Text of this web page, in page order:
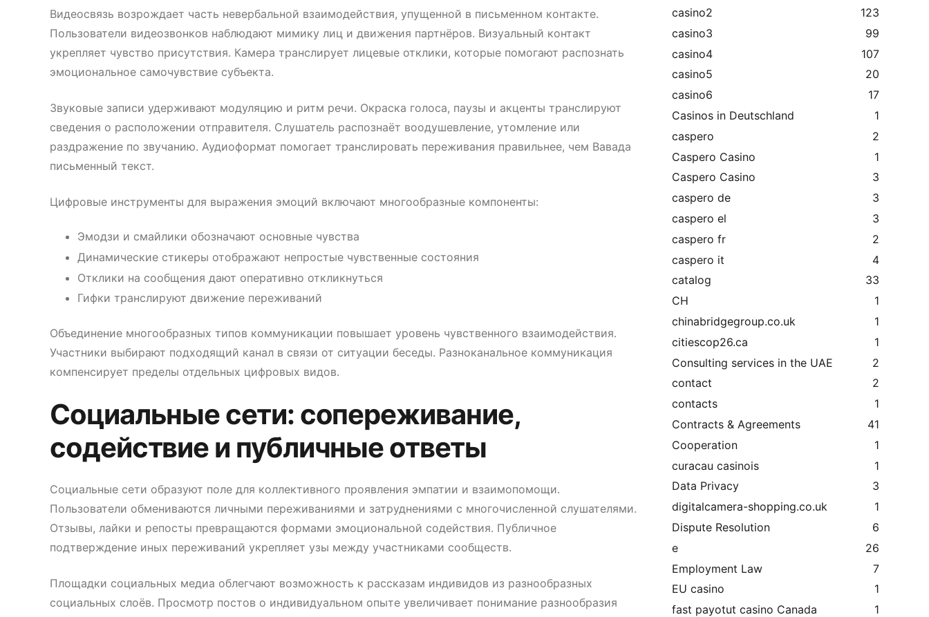
Видеосвязь возрождает часть невербальной взаимодействия, упущенной в письменном контакте.
Пользователи видеозвонков наблюдают мимику лиц и движения партнёров. Визуальный контакт
укрепляет чувство присутствия. Камера транслирует лицевые отклики, которые помогают распознать
эмоциональное самочувствие субъекта.
Звуковые записи удерживают модуляцию и ритм речи. Окраска голоса, паузы и акценты транслируют
сведения о расположении отправителя. Слушатель распознаёт воодушевление, утомление или
раздражение по звучанию. Аудиоформат помогает транслировать переживания правильнее, чем Вавада
письменный текст.
Цифровые инструменты для выражения эмоций включают многообразные компоненты:
Эмодзи и смайлики обозначают основные чувства
Динамические стикеры отображают непростые чувственные состояния
Отклики на сообщения дают оперативно откликнуться
Гифки транслируют движение переживаний
Объединение многообразных типов коммуникации повышает уровень чувственного взаимодействия.
Участники выбирают подходящий канал в связи от ситуации беседы. Разноканальное коммуникация
компенсирует пределы отдельных цифровых видов.
Социальные сети: сопереживание,
содействие и публичные ответы
Социальные сети образуют поле для коллективного проявления эмпатии и взаимопомощи.
Пользователи обмениваются личными переживаниями и затруднениями с многочисленной слушателями.
Отзывы, лайки и репосты превращаются формами эмоциональной содействия. Публичное
подтверждение иных переживаний укрепляет узы между участниками сообществ.
Площадки социальных медиа облегчают возможность к рассказам индивидов из разнообразных
социальных слоёв. Просмотр постов о индивидуальном опыте увеличивает понимание разнообразия
casino2
123
casino3
99
casino4
107
casino5
20
casino6
17
Casinos in Deutschland
1
caspero
2
Caspero Casino
1
Caspero Casino
3
caspero de
3
caspero el
3
caspero fr
2
caspero it
4
catalog
33
CH
1
chinabridgegroup.co.uk
1
citiescop26.ca
1
Consulting services in the UAE
2
contact
2
contacts
1
Contracts & Agreements
41
Cooperation
1
curacau casinois
1
Data Privacy
3
digitalcamera-shopping.co.uk
1
Dispute Resolution
6
e
26
Employment Law
7
EU casino
1
fast payotut casino Canada
1